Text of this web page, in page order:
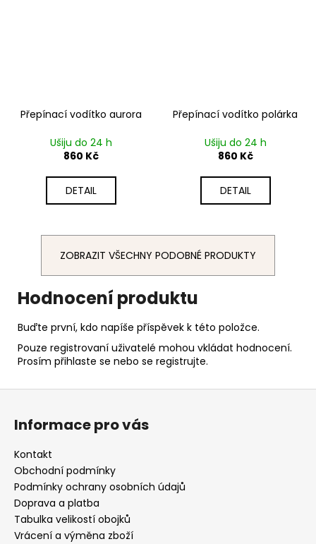
Přepínací vodítko aurora
Ušiju do 24 h
860 Kč
DETAIL
Přepínací vodítko polárka
Ušiju do 24 h
860 Kč
DETAIL
ZOBRAZIT VŠECHNY PODOBNÉ PRODUKTY
Hodnocení produktu
Buďte první, kdo napíše příspěvek k této položce.
Pouze registrovaní uživatelé mohou vkládat hodnocení.
Prosím přihlaste se nebo se registrujte.
Informace pro vás
Kontakt
Obchodní podmínky
Podmínky ochrany osobních údajů
Doprava a platba
Tabulka velikostí obojků
Vrácení a výměna zboží